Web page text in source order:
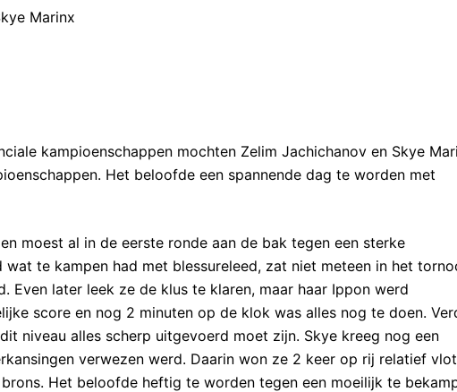
Marinx
kampioenschappen mochten Zelim Jachichanov en Skye
Het beloofde een spannende dag te worden met
moest al in de eerste ronde aan de bak tegen een sterke
te kampen had met blessureleed, zat niet meteen in het
Even later leek ze de klus te klaren, maar haar Ippon werd
score en nog 2 minuten op de klok was alles nog te doen.
niveau alles scherp uitgevoerd moet zijn. Skye kreeg nog een
verwezen werd. Daarin won ze 2 keer op rij relatief
Het beloofde heftig te worden tegen een moeilijk te